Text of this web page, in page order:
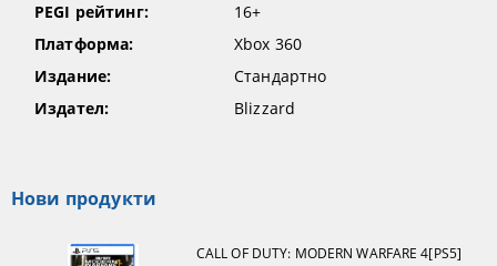
PEGI рейтинг:
16+
Платформа:
Xbox 360
Издание:
Стандартно
Издател:
Blizzard
Нови продукти
CALL OF DUTY: MODERN WARFARE 4[PS5]